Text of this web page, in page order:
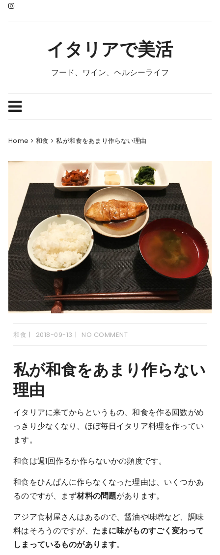
Skip
イタリアで美活
フード、ワイン、ヘルシーライフ
Home 和食 私が和食をあまり作らない理由
和食 2018-09-13 NO COMMENT
私が和食をあまり作らない
理由
イタリアに来てからというもの、和食を作る回数がめ
っきり少なくなり、ほぼ毎日イタリア料理を作ってい
ます。
和食は週1回作るか作らないかの頻度です。
和食をひんぱんに作らなくなった理由は、いくつかあ
るのですが、まず材料の問題があります。
アジア食材屋さんはあるので、醤油や味噌など、調味
料はそろうのですが、 たまに味がものすごく変わって
しまっているものがあります。